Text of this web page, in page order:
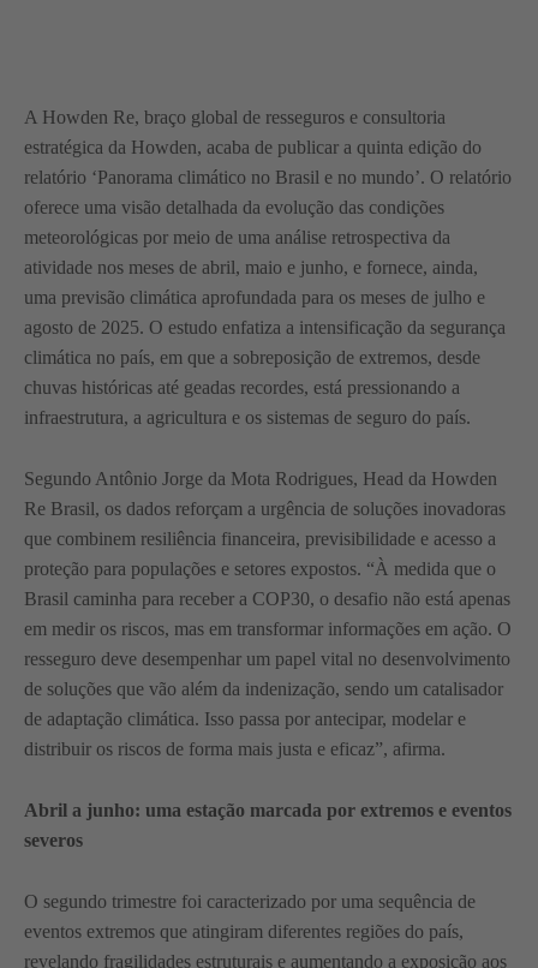
A Howden Re, braço global de resseguros e consultoria
estratégica da Howden, acaba de publicar a quinta edição do
relatório ‘Panorama climático no Brasil e no mundo’. O relatório
oferece uma visão detalhada da evolução das condições
meteorológicas por meio de uma análise retrospectiva da
atividade nos meses de abril, maio e junho, e fornece, ainda,
uma previsão climática aprofundada para os meses de julho e
agosto de 2025. O estudo enfatiza a intensificação da segurança
climática no país, em que a sobreposição de extremos, desde
chuvas históricas até geadas recordes, está pressionando a
infraestrutura, a agricultura e os sistemas de seguro do país.
Segundo Antônio Jorge da Mota Rodrigues, Head da Howden
Re Brasil, os dados reforçam a urgência de soluções inovadoras
que combinem resiliência financeira, previsibilidade e acesso a
proteção para populações e setores expostos. “À medida que o
Brasil caminha para receber a COP30, o desafio não está apenas
em medir os riscos, mas em transformar informações em ação. O
resseguro deve desempenhar um papel vital no desenvolvimento
de soluções que vão além da indenização, sendo um catalisador
de adaptação climática. Isso passa por antecipar, modelar e
distribuir os riscos de forma mais justa e eficaz”, afirma.
Abril a junho: uma estação marcada por extremos e eventos
severos
O segundo trimestre foi caracterizado por uma sequência de
eventos extremos que atingiram diferentes regiões do país,
revelando fragilidades estruturais e aumentando a exposição aos